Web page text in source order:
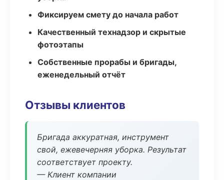
Фиксируем смету до начала работ
Качественный технадзор и скрытые
фотоэтапы
Собственные прорабы и бригады,
еженедельный отчёт
Отзывы клиентов
Бригада аккуратная, инструмент
свой, ежевечерняя уборка. Результат
соответствует проекту.
— Клиент компании